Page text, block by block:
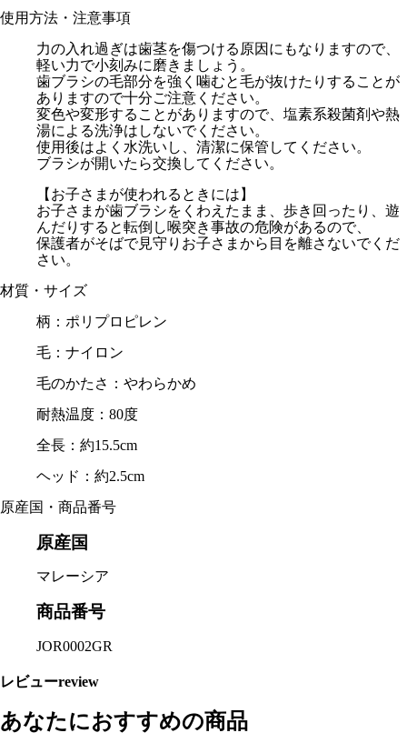
使用方法・注意事項
力の入れ過ぎは歯茎を傷つける原因にもなりますので、
軽い力で小刻みに磨きましょう。
歯ブラシの毛部分を強く噛むと毛が抜けたりすることが
ありますので十分ご注意ください。
変色や変形することがありますので、塩素系殺菌剤や熱
湯による洗浄はしないでください。
使用後はよく水洗いし、清潔に保管してください。
ブラシが開いたら交換してください。
【お子さまが使われるときには】
お子さまが歯ブラシをくわえたまま、歩き回ったり、遊
んだりすると転倒し喉突き事故の危険があるので、
保護者がそばで見守りお子さまから目を離さないでくだ
さい。
材質・サイズ
柄：ポリプロピレン
毛：ナイロン
毛のかたさ：やわらかめ
耐熱温度：80度
全長：約15.5cm
ヘッド：約2.5cm
原産国・商品番号
原産国
マレーシア
商品番号
JOR0002GR
レビューreview
あなたにおすすめの商品